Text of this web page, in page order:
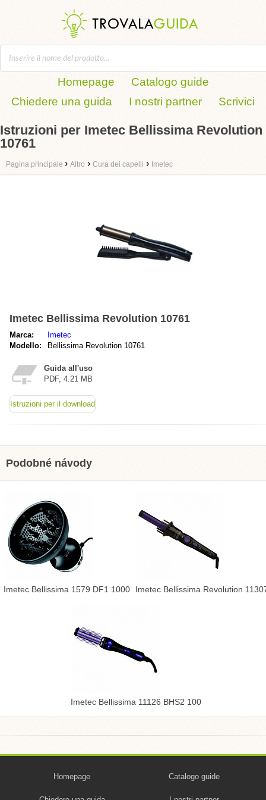
Homepage
Catalogo guide
Chiedere una guida
I nostri partner Scrivici
Istruzioni per Imetec Bellissima Revolution
10761
Pagina principale › Altro › Cura dei capelli › Imetec
Imetec Bellissima Revolution 10761
Marca:
Imetec
Modello:
Bellissima Revolution 10761
Guida all'uso
PDF, 4.21 MB
Istruzioni per il download
Podobné návody
Imetec Bellissima 1579 DF1 1000 Imetec Bellissima Revolution
Imetec Bellissima 11126 BHS2 100
Homepage Catalogo guide